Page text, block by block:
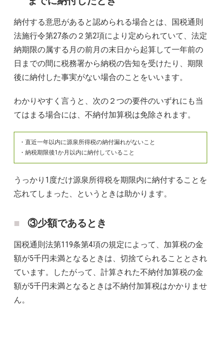
納付する意思があると認められる場合とは、国税通則
法施行令第27条の２第2項により定められていて、法定
納期限の属する月の前月の末日から起算して一年前の
日までの間に税務署から納税の告知を受けたり、期限
後に納付した事実がない場合のことをいいます。
わかりやすく言うと、次の２つの要件のいずれにも当
てはまる場合には、不納付加算税は免除されます。
・直近一年以内に源泉所得税の納付漏れがないこと
・納税期限後1か月以内に納付していること
うっかり1度だけ源泉所得税を期限内に納付することを
忘れてしまった、というときは助かります。
③少額であるとき
国税通則法第119条第4項の規定によって、加算税の金
額が5千円未満となるときは、切捨てられることとされ
ています。したがって、計算された不納付加算税の金
額が5千円未満となるときは不納付加算税はかかりませ
ん。